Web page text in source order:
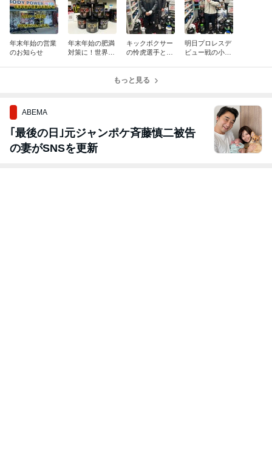
年末年始の営業
のお知らせ
年末年始の肥満
対策に！世界で
キックボクサー
の怜虎選手とヤ
明日プロレスデ
ビュー戦の小藤
もっと見る
ABEMA
｢最後の日｣元ジャンポケ斉藤慎二被告
の妻がSNSを更新